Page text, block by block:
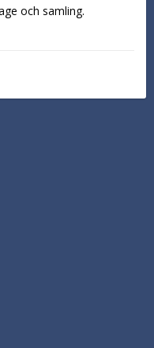
och samling.